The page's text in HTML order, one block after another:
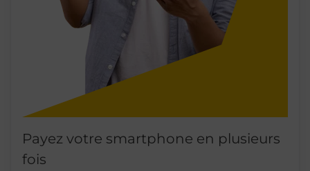
Payez votre smartphone en plusieurs
fois